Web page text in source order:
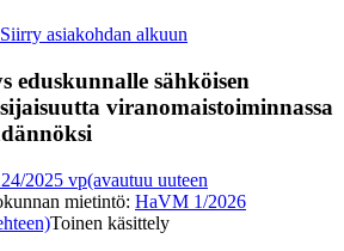
Siirry asiakohdan alkuun
eduskunnalle sähköisen
viranomaistoiminnassa
2025 vp(avautuu uuteen
mietintö: HaVM 1/2026
Toinen käsittely